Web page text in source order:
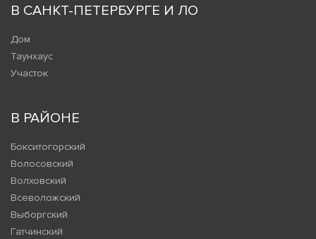
В САНКТ-ПЕТЕРБУРГЕ И ЛО
Дом
Таунхаус
Участок
В РАЙОНЕ
Бокситогорский
Волосовский
Волховский
Всеволожский
Выборгский
Гатчинский